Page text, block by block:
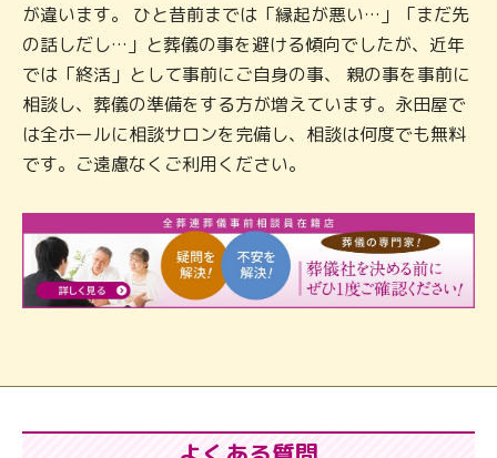
が違います。 ひと昔前までは「縁起が悪い…」「まだ先
の話しだし…」と葬儀の事を避ける傾向でしたが、近年
では「終活」として事前にご自身の事、 親の事を事前に
相談し、葬儀の準備をする方が増えています。永田屋で
は全ホールに相談サロンを完備し、相談は何度でも無料
です。ご遠慮なくご利用ください。